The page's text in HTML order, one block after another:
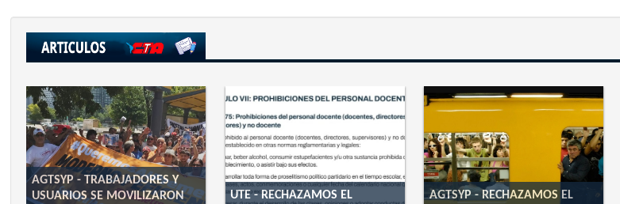
AGTSYP - TRABAJADORES Y
USUARIOS SE MOVILIZARON
UTE - RECHAZAMOS EL
AGTSYP - RECHAZAMOS EL